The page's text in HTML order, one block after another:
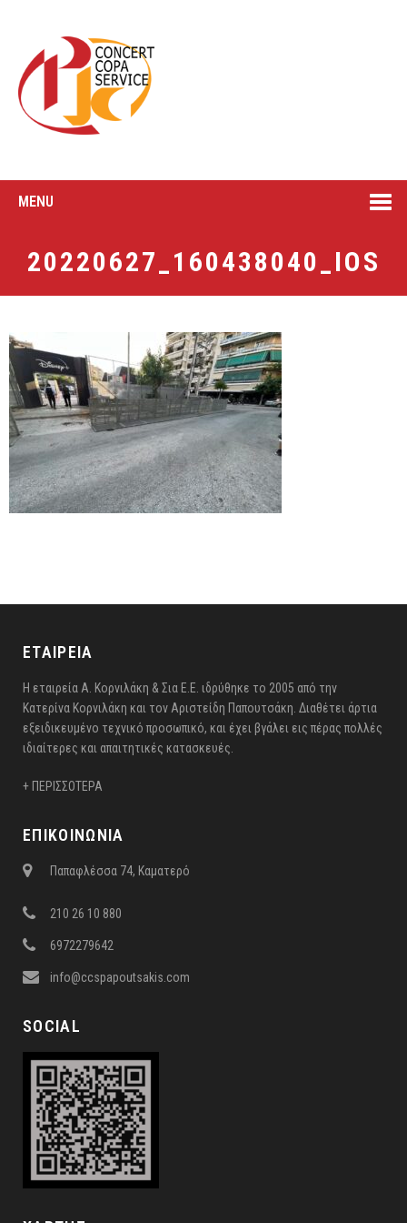
MENU
20220627_160438040_IOS
ΕΤΑΙΡΕΙΑ
Η εταιρεία Α. Κορνιλάκη & Σια Ε.Ε. ιδρύθηκε το 2005 από την
Κατερίνα Κορνιλάκη και τον Αριστείδη Παπουτσάκη. Διαθέτει άρτια
εξειδικευμένο τεχνικό προσωπικό, και έχει βγάλει εις πέρας πολλές
ιδιαίτερες και απαιτητικές κατασκευές.
+ ΠΕΡΙΣΣΟΤΕΡΑ
ΕΠΙΚΟΙΝΩΝΙΑ
Παπαφλέσσα 74, Καματερό
210 26 10 880
6972279642
info@ccspapoutsakis.com
SOCIAL